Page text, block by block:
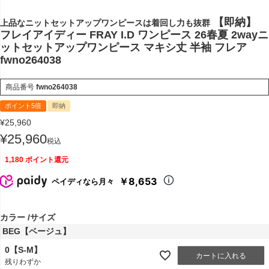
上品なニットセットアップワンピースは着回し力も抜群
【即納】
フレイアイディー FRAY I.D ワンピース 26春夏 2wayニ
ットセットアップワンピース マキシ丈 半袖 フレア
fwno264038
商品番号 fwno264038
ポイント5倍 即納
¥25,960
¥25,960税込
1,180 ポイント還元
ペイディなら月々 ￥8,653
カラー サイズ
BEG【ベージュ】
0【S-M】
残りわずか
カートに入れる